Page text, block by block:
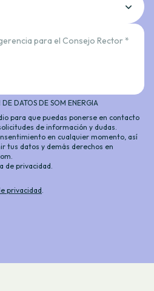
para el Consejo Rector *
DATOS DE SOM ENERGIA
para que puedas ponerse en contacto
de información y dudas.
en cualquier momento, así
tus datos y demás derechos en
.
de privacidad.
privacidad.